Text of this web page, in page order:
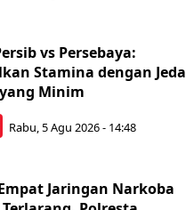
vs Persebaya:
Stamina dengan Jeda
Minim
Rabu, 5 Agu 2026 - 14:48
Jaringan Narkoba